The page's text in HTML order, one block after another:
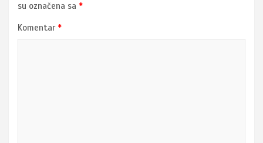
su označena sa *
Komentar *